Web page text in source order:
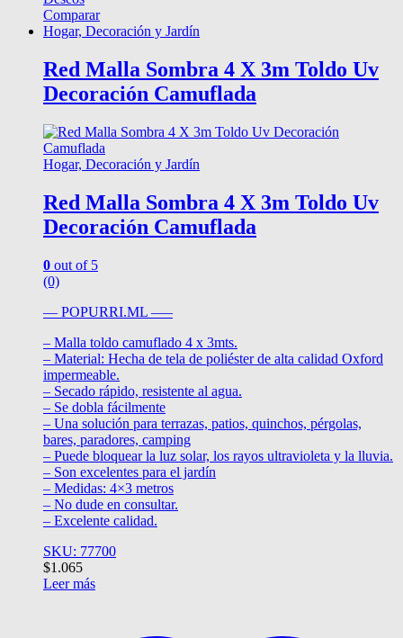
Comparar
Hogar, Decoración y Jardín
Red Malla Sombra 4 X 3m Toldo Uv
Decoración Camuflada
Hogar, Decoración y Jardín
Red Malla Sombra 4 X 3m Toldo Uv
Decoración Camuflada
0 out of 5
(0)
— POPURRI.ML —–
– Malla toldo camuflado 4 x 3mts.
– Material: Hecha de tela de poliéster de alta calidad Oxford
impermeable.
– Secado rápido, resistente al agua.
– Se dobla fácilmente
– Una solución para terrazas, patios, quinchos, pérgolas,
bares, paradores, camping
– Puede bloquear la luz solar, los rayos ultravioleta y la lluvia.
– Son excelentes para el jardín
– Medidas: 4×3 metros
– No dude en consultar.
– Excelente calidad.
SKU: 77700
$1.065
Leer más